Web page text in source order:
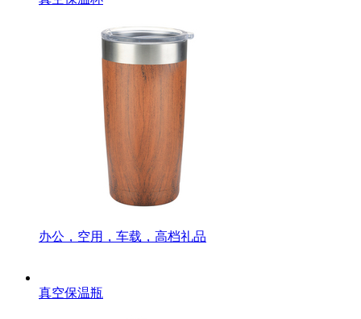
办公，空用，车载，高档礼品
真空保温瓶